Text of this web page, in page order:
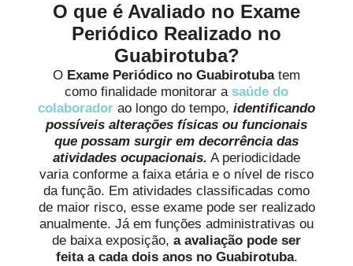
O que é Avaliado no Exame
Periódico Realizado no
Guabirotuba?
O Exame Periódico no Guabirotubatem
como finalidade monitorar a saúde do
colaborador ao longo do tempo, identificando
possíveis alterações físicas ou funcionais
que possam surgir em decorrência das
atividades ocupacionais. A periodicidade
varia conforme a faixa etária e o nível de risco
da função. Em atividades classificadas como
de maior risco, esse exame pode ser realizado
anualmente. Já em funções administrativas ou
de baixa exposição, a avaliação pode ser
feita a cada dois anos no Guabirotuba.